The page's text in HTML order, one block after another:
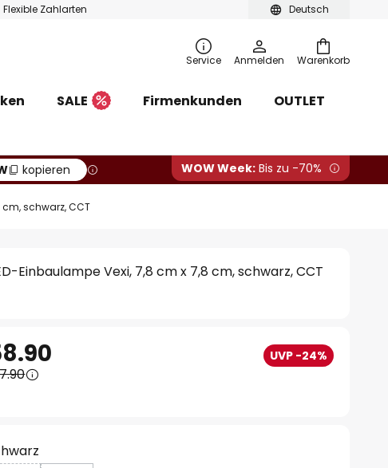
Deutsch
Flexible Zahlarten
Warenkorb
Service Anmelden
SALE Firmenkunden
OUTLET
kopieren WOW Week: Bis zu -70%
cm, schwarz, CCT
Einbaulampe Vexi, 7,8 cm x 7,8 cm, schwarz, CCT
UVP -24%